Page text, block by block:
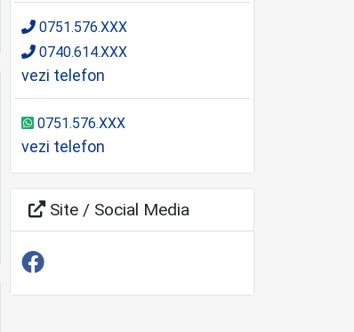
0751.576.XXX
0740.614.XXX
vezi telefon
0751.576.XXX
vezi telefon
Site / Social Media